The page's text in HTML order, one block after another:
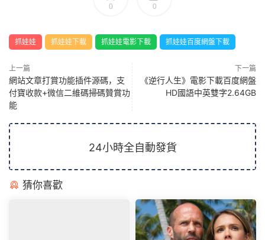
0 0
抓娃娃 抓娃娃下載 抓娃娃電影下載 抓娃娃百度網盤下載
上一篇
網站文章打賞功能插件源碼，支
付寶收款+微信二維碼掃碼贊賞功
能
下一篇
《逆行人生》電影下載百度網盤
HD國語中英雙字2.64GB
24小時全自動發貨
猜你喜歡